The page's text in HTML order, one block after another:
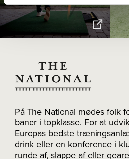
På The National mødes folk
baner i topklasse. For at
Europas bedste
drink eller en konference i
runde af, slappe af eller